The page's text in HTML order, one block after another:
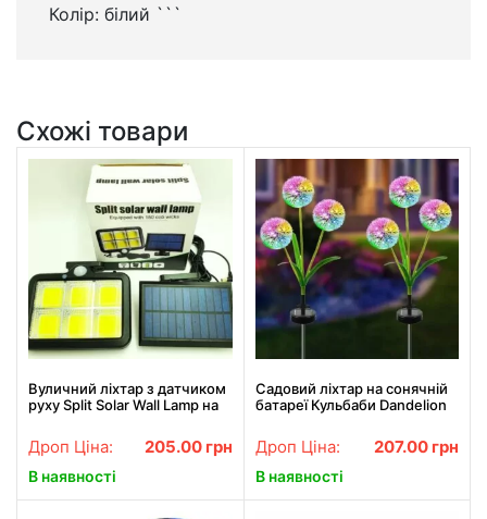
Колір: білий ```
Схожі товари
Вуличний ліхтар з датчиком
руху Split Solar Wall Lamp на
Дроп Ціна: 205.00 грн
В наявності
Садовий ліхтар на сонячній
батареї Кульбаби Dandelion
Дроп Ціна: 207.00 грн
В наявності